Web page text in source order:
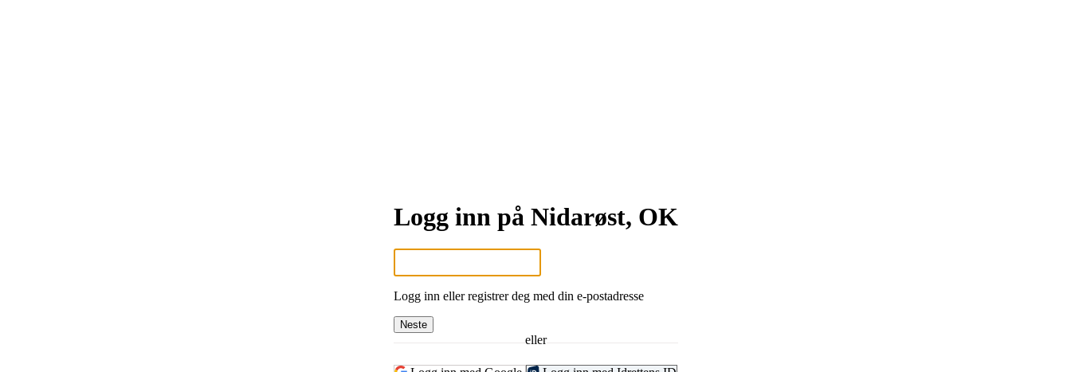
Logg inn på Nidarøst, OK
Logg inn eller registrer deg med din e-postadresse
Neste
eller